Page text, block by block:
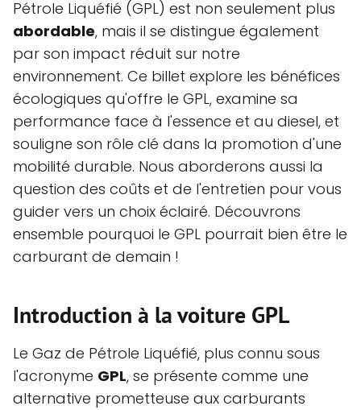
Pétrole Liquéfié (GPL) est non seulement plus
abordable, mais il se distingue également
par son impact réduit sur notre
environnement. Ce billet explore les bénéfices
écologiques qu'offre le GPL, examine sa
performance face à l'essence et au diesel, et
souligne son rôle clé dans la promotion d'une
mobilité durable. Nous aborderons aussi la
question des coûts et de l'entretien pour vous
guider vers un choix éclairé. Découvrons
ensemble pourquoi le GPL pourrait bien être le
carburant de demain !
Introduction à la voiture GPL
Le Gaz de Pétrole Liquéfié, plus connu sous
l'acronyme GPL, se présente comme une
alternative prometteuse aux carburants